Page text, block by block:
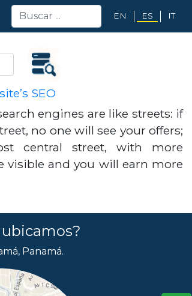
EN ES IT
SEO
engines are like streets: if
no one will see your offers;
central street, with more
visible and you will earn more
Panamá.